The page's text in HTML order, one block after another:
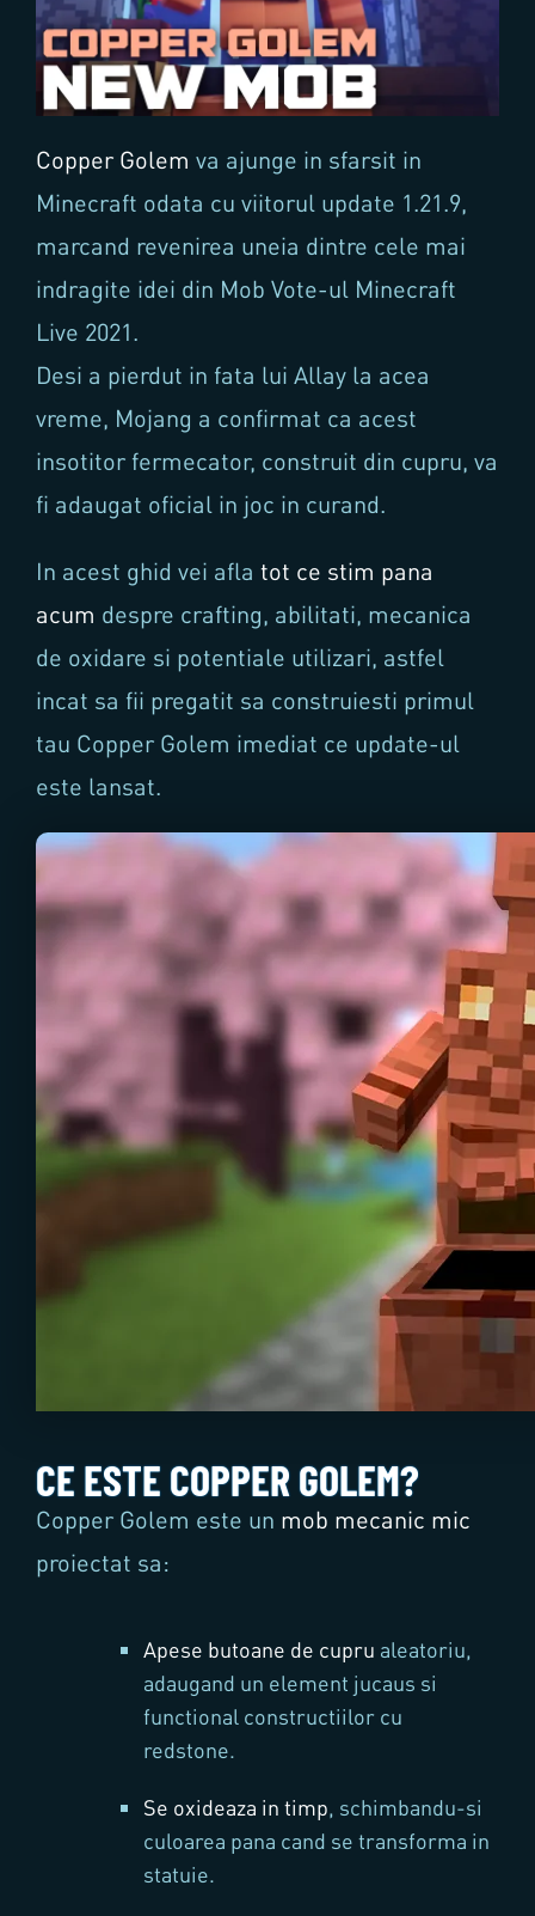
Copper Golem va ajunge in sfarsit in
Minecraft odata cu viitorul update 1.21.9,
marcand revenirea uneia dintre cele mai
indragite idei din Mob Vote-ul Minecraft
Live 2021.
Desi a pierdut in fata lui Allay la acea
vreme, Mojang a confirmat ca acest
insotitor fermecator, construit din cupru, va
fi adaugat oficial in joc in curand.
In acest ghid vei afla tot ce stim pana
acum despre crafting, abilitati, mecanica
de oxidare si potentiale utilizari, astfel
incat sa fii pregatit sa construiesti primul
tau Copper Golem imediat ce update-ul
este lansat.
CE ESTE COPPER GOLEM?
Copper Golem este un mob mecanic mic
proiectat sa:
Apese butoane de cupru aleatoriu,
adaugand un element jucaus si
functional constructiilor cu
redstone.
Se oxideaza in timp, schimbandu-si
culoarea pana cand se transforma in
statuie.